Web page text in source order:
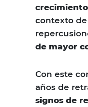
contexto
de mayor
Con este
años de
signos de